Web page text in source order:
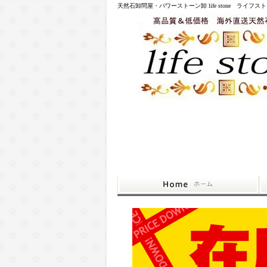
天然石卸問屋・パワーストーン卸 life stone ライフス